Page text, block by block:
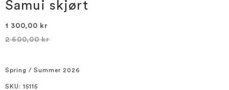
bildegalleri
Samui skjørt
1 300,00 kr
2 600,00 kr
Spring / Summer 2026
SKU : 15115